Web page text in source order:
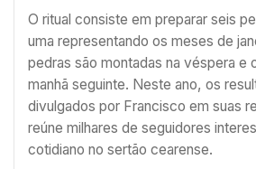
O ritual consiste em preparar seis
uma representando os meses de
pedras são montadas na véspera e
manhã seguinte. Neste ano, os
divulgados por Francisco em suas
reúne milhares de seguidores
cotidiano no sertão cearense.